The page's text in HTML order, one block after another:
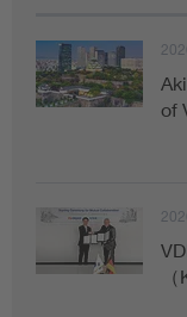
of